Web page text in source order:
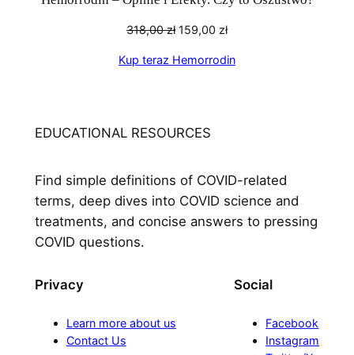
318,00zł Pierwotna
wynosiła:
159,00 złAktualna
wynosi:
Kup teraz Hemorrodin
EDUCATIONAL RESOURCES
Find simple definitions of COVID-related
terms, deep dives into COVID science and
treatments, and concise answers to pressing
COVID questions.
Privacy
Learn more about us
Contact Us
Social
Facebook
Instagram